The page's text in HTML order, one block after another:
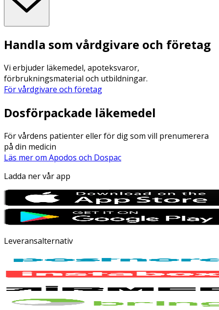
Handla som vårdgivare och företag
Vi erbjuder läkemedel, apoteksvaror,
förbrukningsmaterial och utbildningar.
För vårdgivare och företag
Dosförpackade läkemedel
För vårdens patienter eller för dig som vill prenumerera
på din medicin
Läs mer om Apodos och Dospac
Ladda ner vår app
Leveransalternativ